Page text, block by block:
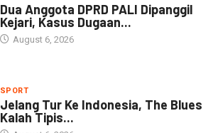
Dua Anggota DPRD PALI Dipanggil
Kejari, Kasus Dugaan...
August 6, 2026
SPORT
Jelang Tur Ke Indonesia, The Blues
Kalah Tipis...